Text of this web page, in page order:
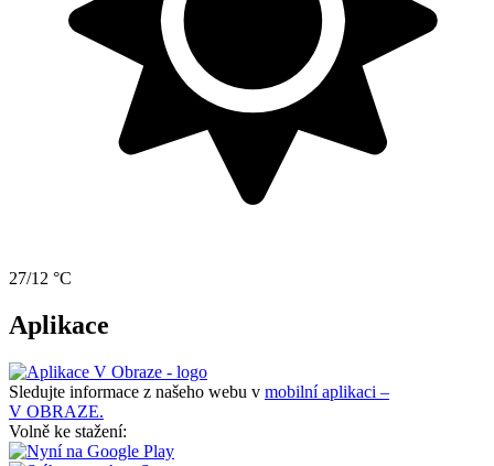
27/12 °C
Aplikace
Sledujte informace z našeho webu v mobilní aplikaci –
V OBRAZE.
Volně ke stažení: